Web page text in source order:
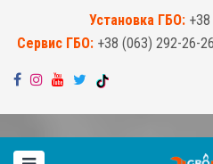
Установка ГБО:
Сервис ГБО: +38 (063) 292-26-26